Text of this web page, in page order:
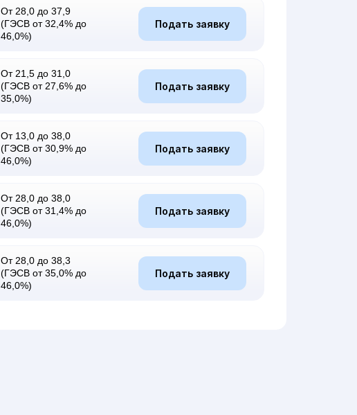
От 28,0 до 37,9
(ГЭСВ от 32,4% до
46,0%)
Подать заявку
От 21,5 до 31,0
(ГЭСВ от 27,6% до
35,0%)
Подать заявку
От 13,0 до 38,0
(ГЭСВ от 30,9% до
46,0%)
Подать заявку
От 28,0 до 38,0
(ГЭСВ от 31,4% до
46,0%)
Подать заявку
От 28,0 до 38,3
(ГЭСВ от 35,0% до
46,0%)
Подать заявку